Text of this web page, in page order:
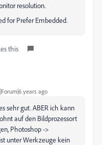
resolution.
for Prefer Embedded.
this
years ago
sehr gut. ABER ich kann
auf den Bildprozessort
Photoshop ->
ist unter Werkzeuge kein